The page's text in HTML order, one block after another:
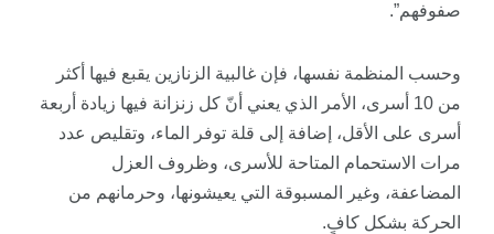
صفوفهم”.
وحسب المنظمة نفسها، فإن غالبية الزنازين يقبع فيها أكثر
من 10 أسرى، الأمر الذي يعني أنّ كل زنزانة فيها زيادة أربعة
أسرى على الأقل، إضافة إلى قلة توفر الماء، وتقليص عدد
مرات الاستحمام المتاحة للأسرى، وظروف العزل
المضاعفة، وغير المسبوقة التي يعيشونها، وحرمانهم من
الحركة بشكل كافٍ.